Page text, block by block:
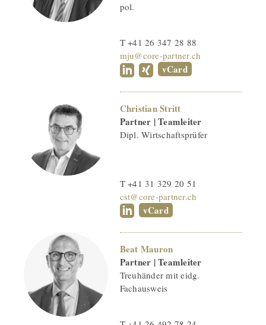
pol.
T +41 26 347 28 88
mju@core-partner.ch
vCard
Christian Stritt
Partner | Teamleiter
Dipl. Wirtschaftsprüfer
T +41 31 329 20 51
cst@core-partner.ch
vCard
Beat Mauron
Partner | Teamleiter
Treuhänder mit eidg.
Fachausweis